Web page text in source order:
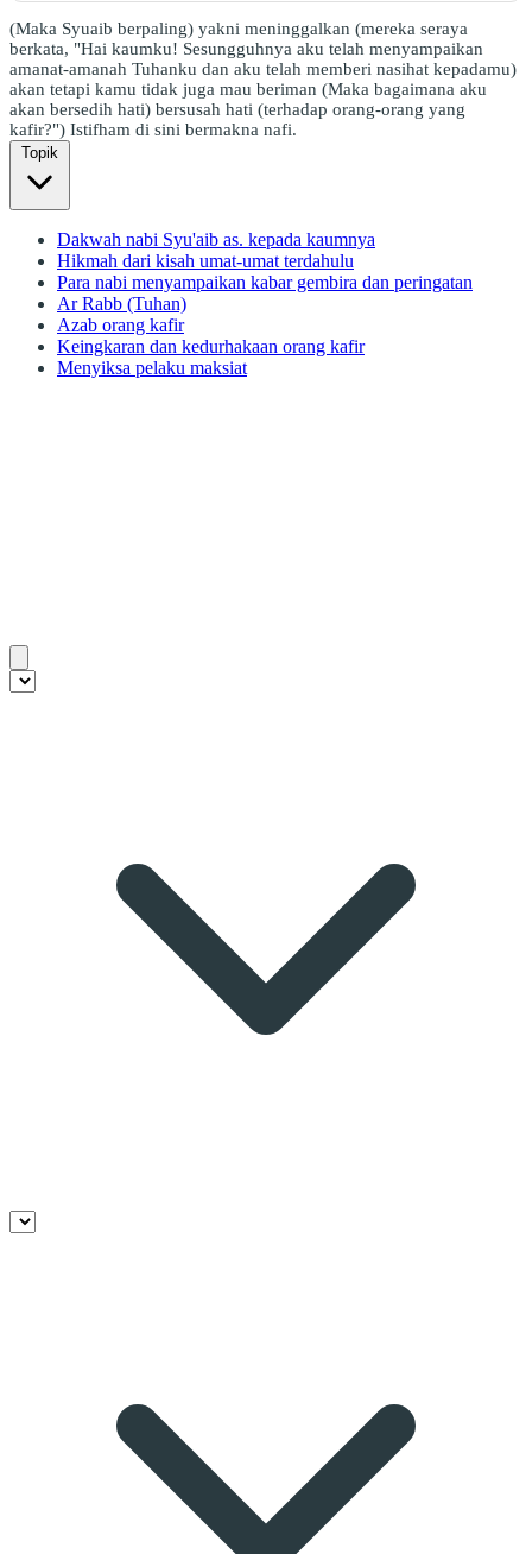
(Maka Syuaib berpaling) yakni meninggalkan (mereka seraya
berkata, "Hai kaumku! Sesungguhnya aku telah menyampaikan
amanat-amanah Tuhanku dan aku telah memberi nasihat kepadamu)
akan tetapi kamu tidak juga mau beriman (Maka bagaimana aku
akan bersedih hati) bersusah hati (terhadap orang-orang yang
kafir?") Istifham di sini bermakna nafi.
Topik
Dakwah nabi Syu'aib as. kepada kaumnya
Hikmah dari kisah umat-umat terdahulu
Para nabi menyampaikan kabar gembira dan peringatan
Ar Rabb (Tuhan)
Azab orang kafir
Keingkaran dan kedurhakaan orang kafir
Menyiksa pelaku maksiat